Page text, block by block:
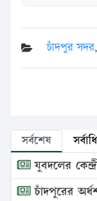
চাঁদপুর সদর
সর্বশেষ
যুবদলের
চাঁদপুরের